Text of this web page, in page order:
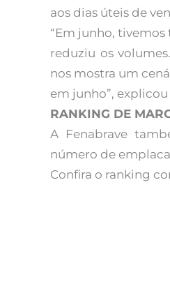
aos dias úteis de
“Em junho,
reduziu os
nos mostra um
em junho”,
RANKING DE
A Fenabrave
número de
Confira o ranking